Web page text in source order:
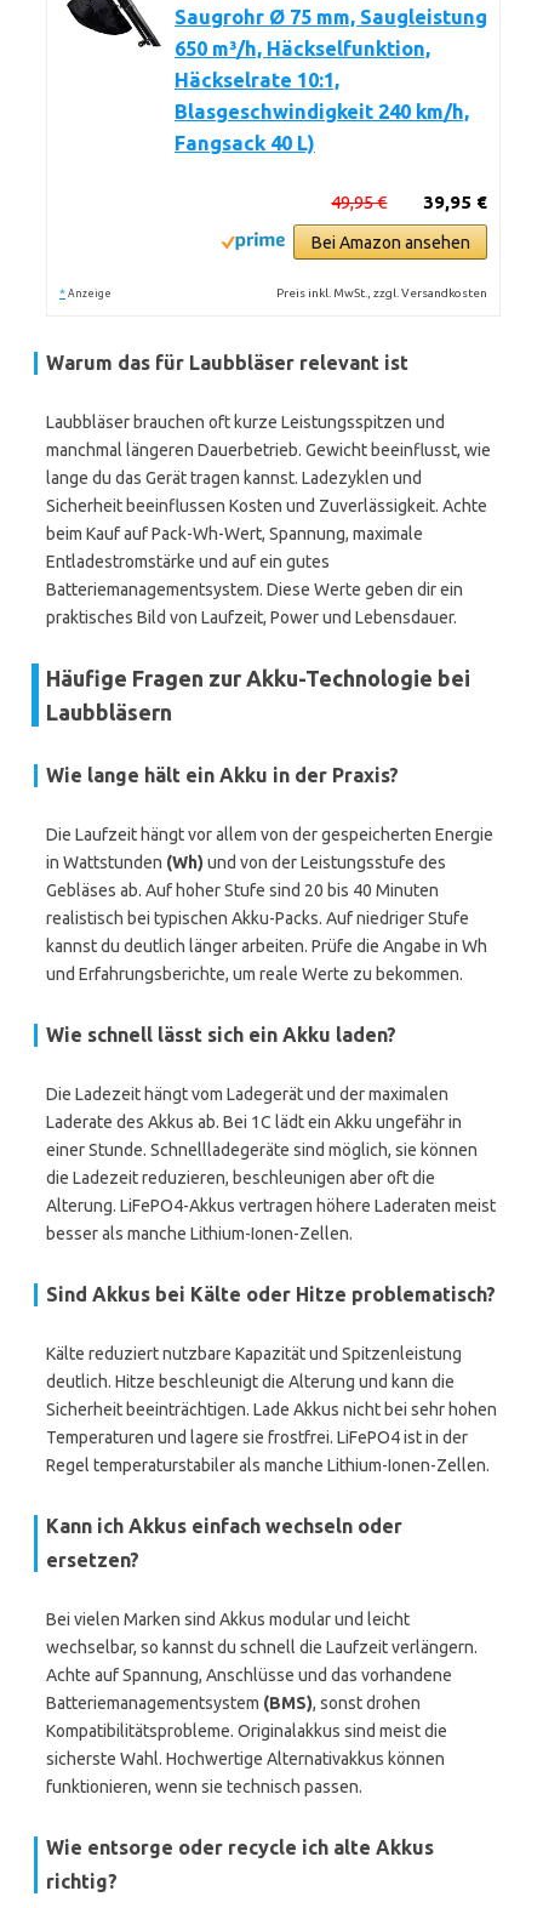
Saugrohr Ø 75 mm, Saugleistung
650 m³/h, Häckselfunktion,
Häckselrate 10:1,
Blasgeschwindigkeit 240 km/h,
Fangsack 40 L)
39,95 €
49,95 €
Bei Amazon ansehen
* Anzeige Preis inkl. MwSt., zzgl. Versandkosten
Warum das für Laubbläser relevant ist
Laubbläser brauchen oft kurze Leistungsspitzen und
manchmal längeren Dauerbetrieb. Gewicht beeinflusst, wie
lange du das Gerät tragen kannst. Ladezyklen und
Sicherheit beeinflussen Kosten und Zuverlässigkeit. Achte
beim Kauf auf Pack-Wh-Wert, Spannung, maximale
Entladestromstärke und auf ein gutes
Batteriemanagementsystem. Diese Werte geben dir ein
praktisches Bild von Laufzeit, Power und Lebensdauer.
Häufige Fragen zur Akku-Technologie bei
Laubbläsern
Wie lange hält ein Akku in der Praxis?
Die Laufzeit hängt vor allem von der gespeicherten Energie
in Wattstunden (Wh) und von der Leistungsstufe des
Gebläses ab. Auf hoher Stufe sind 20 bis 40 Minuten
realistisch bei typischen Akku-Packs. Auf niedriger Stufe
kannst du deutlich länger arbeiten. Prüfe die Angabe in Wh
und Erfahrungsberichte, um reale Werte zu bekommen.
Wie schnell lässt sich ein Akku laden?
Die Ladezeit hängt vom Ladegerät und der maximalen
Laderate des Akkus ab. Bei 1C lädt ein Akku ungefähr in
einer Stunde. Schnellladegeräte sind möglich, sie können
die Ladezeit reduzieren, beschleunigen aber oft die
Alterung. LiFePO4-Akkus vertragen höhere Laderaten meist
besser als manche Lithium-Ionen-Zellen.
Sind Akkus bei Kälte oder Hitze problematisch?
Kälte reduziert nutzbare Kapazität und Spitzenleistung
deutlich. Hitze beschleunigt die Alterung und kann die
Sicherheit beeinträchtigen. Lade Akkus nicht bei sehr hohen
Temperaturen und lagere sie frostfrei. LiFePO4 ist in der
Regel temperaturstabiler als manche Lithium-Ionen-Zellen.
Kann ich Akkus einfach wechseln oder
ersetzen?
Bei vielen Marken sind Akkus modular und leicht
wechselbar, so kannst du schnell die Laufzeit verlängern.
Achte auf Spannung, Anschlüsse und das vorhandene
Batteriemanagementsystem (BMS), sonst drohen
Kompatibilitätsprobleme. Originalakkus sind meist die
sicherste Wahl. Hochwertige Alternativakkus können
funktionieren, wenn sie technisch passen.
Wie entsorge oder recycle ich alte Akkus
richtig?